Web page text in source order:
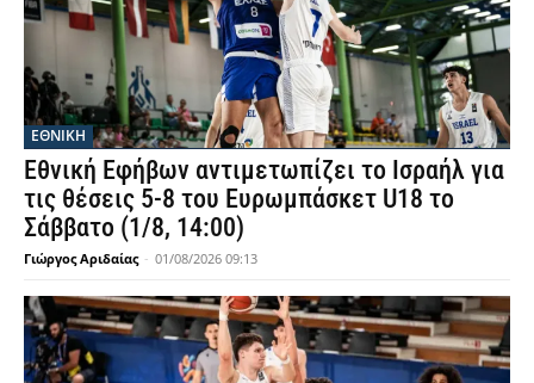
ΕΘΝΙΚΉ
Εθνική Εφήβων αντιμετωπίζει το Ισραήλ για
τις θέσεις 5-8 του Ευρωμπάσκετ U18 το
Σάββατο (1/8, 14:00)
Γιώργος Αριδαίας - 01/08/2026 09:13